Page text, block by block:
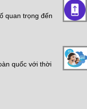
quan trọng đến
quốc với thời